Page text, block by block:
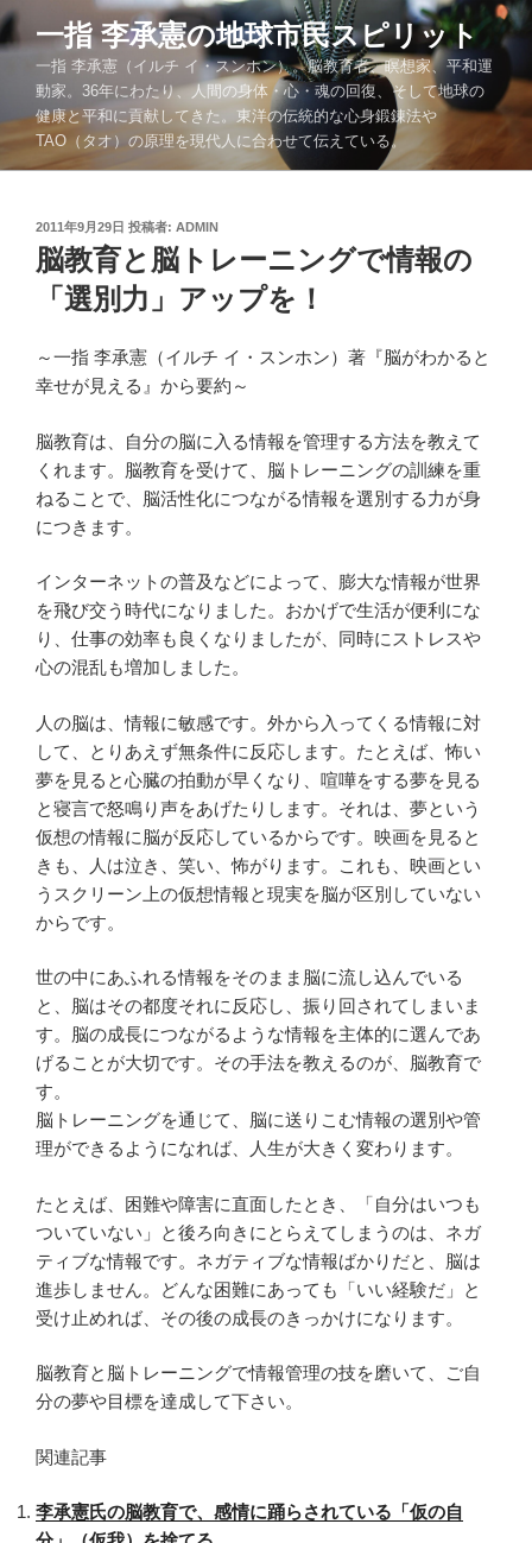
コ
ン
ツ
一指 李承憲の地球市民スピリット
一指 李承憲（イルチ イ・スンホン）。脳教育者、瞑想家、平和運
動家。36年にわたり、人間の身体・心・魂の回復、そして地球の
健康と平和に貢献してきた。東洋の伝統的な心身鍛錬法や
TAO（タオ）の原理を現代人に合わせて伝えている。
投
稿
日:
2011年9月29日 投稿者: ADMIN
脳教育と脳トレーニングで情報の
「選別力」アップを！
～一指 李承憲（イルチ イ・スンホン）著『脳がわかると
幸せが見える』から要約～
脳教育は、自分の脳に入る情報を管理する方法を教えて
くれます。脳教育を受けて、脳トレーニングの訓練を重
ねることで、脳活性化につながる情報を選別する力が身
につきます。
インターネットの普及などによって、膨大な情報が世界
を飛び交う時代になりました。おかげで生活が便利にな
り、仕事の効率も良くなりましたが、同時にストレスや
心の混乱も増加しました。
人の脳は、情報に敏感です。外から入ってくる情報に対
して、とりあえず無条件に反応します。たとえば、怖い
夢を見ると心臓の拍動が早くなり、喧嘩をする夢を見る
と寝言で怒鳴り声をあげたりします。それは、夢という
仮想の情報に脳が反応しているからです。映画を見ると
きも、人は泣き、笑い、怖がります。これも、映画とい
うスクリーン上の仮想情報と現実を脳が区別していない
からです。
世の中にあふれる情報をそのまま脳に流し込んでいる
と、脳はその都度それに反応し、振り回されてしまいま
す。脳の成長につながるような情報を主体的に選んであ
げることが大切です。その手法を教えるのが、脳教育で
す。
脳トレーニングを通じて、脳に送りこむ情報の選別や管
理ができるようになれば、人生が大きく変わります。
たとえば、困難や障害に直面したとき、「自分はいつも
ついていない」と後ろ向きにとらえてしまうのは、ネガ
ティブな情報です。ネガティブな情報ばかりだと、脳は
進歩しません。どんな困難にあっても「いい経験だ」と
受け止めれば、その後の成長のきっかけになります。
脳教育と脳トレーニングで情報管理の技を磨いて、ご自
分の夢や目標を達成して下さい。
関連記事
李承憲氏の脳教育で、感情に踊らされている「仮の自